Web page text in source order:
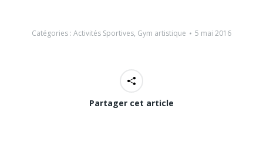
Catégories : Activités Sportives, Gym artistique 5 mai 2016
Partager cet article